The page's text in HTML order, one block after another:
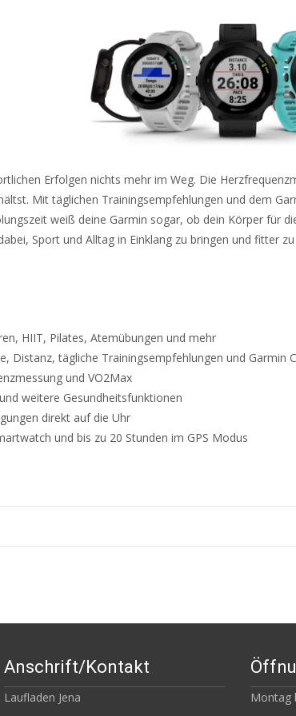
Erfolgen nichts mehr im Weg. Die
Mit täglichen Trainingsempfehlungen und dem
weiß deine Garmin sogar, ob dein Körper für
Sport und Alltag in Einklang zu bringen und fitter
HIIT, Pilates, Atemübungen und mehr
Distanz, tägliche Trainingsempfehlungen und Garmin
und VO2Max
weitere Gesundheitsfunktionen
direkt auf die Uhr
und bis zu 20 Stunden im GPS Modus
Anschrift/Kontakt
Laufladen Jena Montag